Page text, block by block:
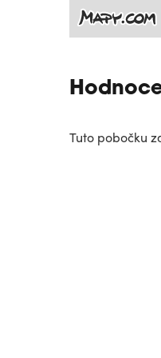
Tuto pobočku